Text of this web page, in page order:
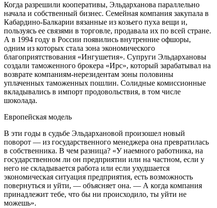
Когда разрешили кооперативы, Эльдарханова параллельно
начала и собственный бизнес. Семейная компания закупала в
Кабардино-Балкарии вязанные из козьего пуха вещи и,
пользуясь ее связями в торговле, продавала их по всей стране.
А в 1994 году в России появились внутренние офшоры,
одним из которых стала зона экономического
благоприятствования «Ингушетия». Супруги Эльдархановы
создали таможенного брокера «Ирс», который зарабатывал на
возврате компаниям-нерезидентам зоны половины
уплаченных таможенных пошлин. Солидные комиссионные
вкладывались в импорт продовольствия, в том числе
шоколада.
Европейская модель
В эти годы в судьбе Эльдархановой произошел новый
поворот — из государственного менеджера она превратилась
в собственника. В чем разница? «У наемного работника, на
государственном ли он предприятии или на частном, если у
него не складывается работа или если ухудшается
экономическая ситуация предприятия, есть возможность
повернуться и уйти, — объясняет она. — А когда компания
принадлежит тебе, что бы ни происходило, ты уйти не
можешь».